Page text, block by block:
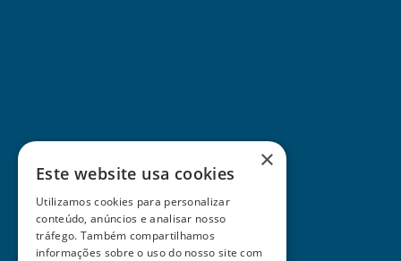
×
Este website usa cookies
Utilizamos cookies para personalizar
conteúdo, anúncios e analisar nosso
tráfego. Também compartilhamos
informações sobre o uso do nosso site com